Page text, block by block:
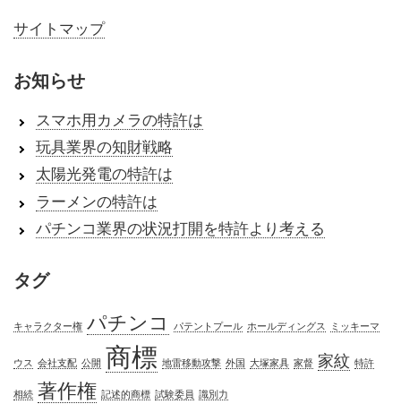
サイトマップ
お知らせ
スマホ用カメラの特許は
玩具業界の知財戦略
太陽光発電の特許は
ラーメンの特許は
パチンコ業界の状況打開を特許より考える
タグ
キャラクター権 パチンコ パテントプール ホールディングス ミッキーマ
ウス 会社支配 公開 商標 地雷移動攻撃 外国 大塚家具 家督 家紋 特許
相続 著作権 記述的商標 試験委員 識別力